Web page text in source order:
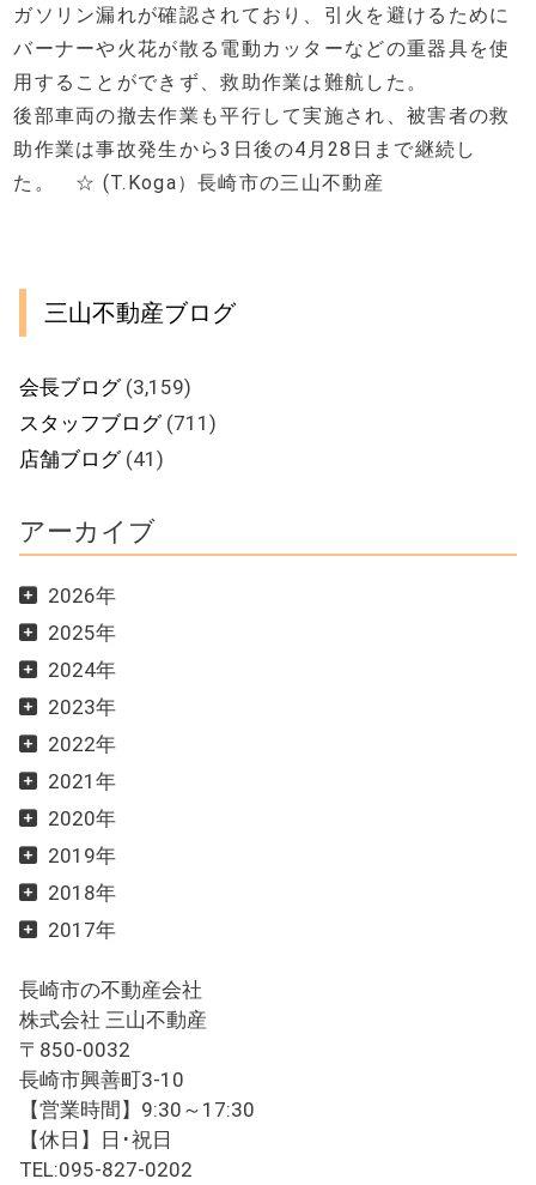
ガソリン漏れが確認されており、引火を避けるために
バーナーや火花が散る電動カッターなどの重器具を使
用することができず、救助作業は難航した。
後部車両の撤去作業も平行して実施され、被害者の救
助作業は事故発生から3日後の4月28日まで継続し
た。 ☆ (T.Koga）長崎市の三山不動産
三山不動産ブログ
会長ブログ(3,159)
スタッフブログ(711)
店舗ブログ(41)
アーカイブ
2026年
2025年
2024年
2023年
2022年
2021年
2020年
2019年
2018年
2017年
長崎市の不動産会社
株式会社 三山不動産
〒850-0032
長崎市興善町3-10
【営業時間】9:30～17:30
【休日】日･祝日
TEL:095-827-0202